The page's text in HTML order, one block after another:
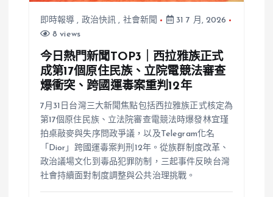
即時報導 , 政治快訊 , 社會新聞
31 7 月, 2026
8 views
今日熱門新聞TOP3｜西拉雅族正式
成第17個原住民族、立院電競法審查
爆衝突、跨國運毒案重判12年
7月31日台灣三大新聞焦點包括西拉雅族正式核定為
第17個原住民族、立法院審查電競法時爆發林宜瑾
拍桌敲麥與失序問政爭議，以及Telegram化名
「Dior」跨國運毒案判刑12年。從族群制度改革、
政治議場文化到毒品犯罪防制，三起事件反映台灣
社會持續面對制度調整與公共治理挑戰。